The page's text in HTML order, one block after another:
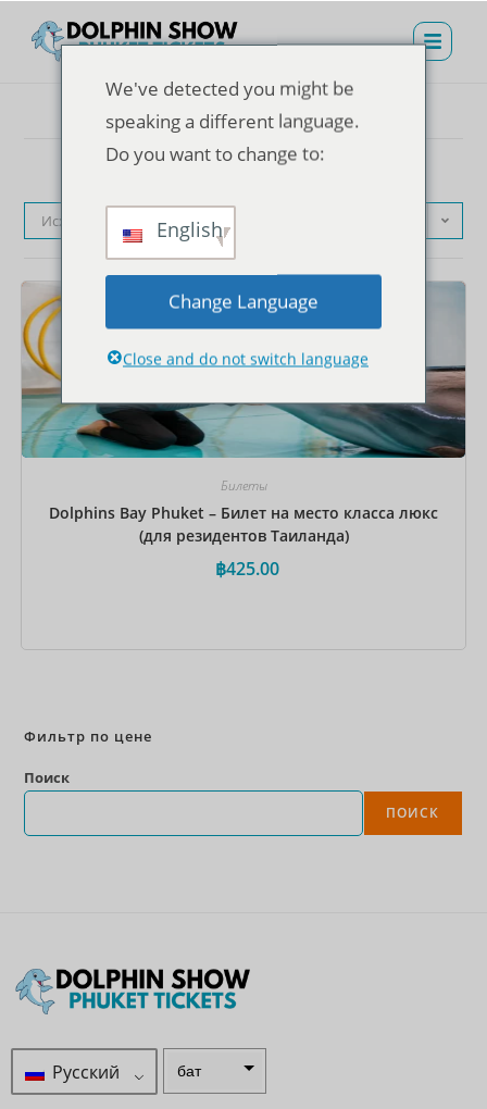
Исходная сортировка
Билеты
Dolphins Bay Phuket – Билет на место класса люкс
(для резидентов Таиланда)
฿425.00
Фильтр по цене
Поиск
ПОИСК
Русский бат
We've detected you might be
speaking a different language.
Do you want to change to:
English
Change Language
Close and do not switch language